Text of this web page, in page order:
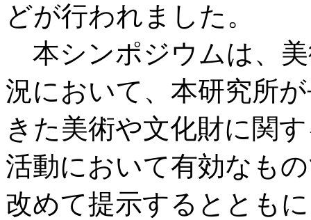
どが行われました。
本シンポジウムは、
況において、本研究所
きた美術や文化財に関
活動において有効なも
改めて提示するととも